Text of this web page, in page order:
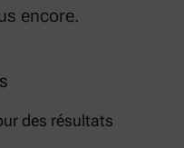
encore.
des résultats